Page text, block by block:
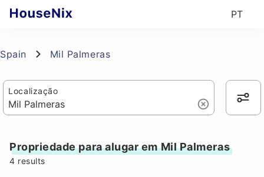
PT
Spain Mil Palmeras
Localização
Propriedade para alugar em Mil Palmeras
4 results